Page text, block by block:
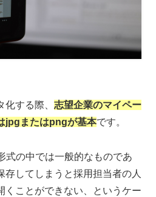
する際、 志望企業のマイペー
jpgまたはpngが基本です。
式の中では一般的なものであ
存してしまうと採用担当者の人
くことができない、というケー